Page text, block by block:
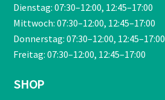
Dienstag: 07:30–12:00, 12:45–17:00
Mittwoch: 07:30–12:00, 12:45–17:00
Donnerstag: 07:30–12:00, 12:45–17:00
Freitag: 07:30–12:00, 12:45–17:00
SHOP